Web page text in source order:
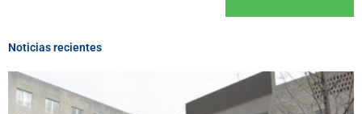
Noticias recientes